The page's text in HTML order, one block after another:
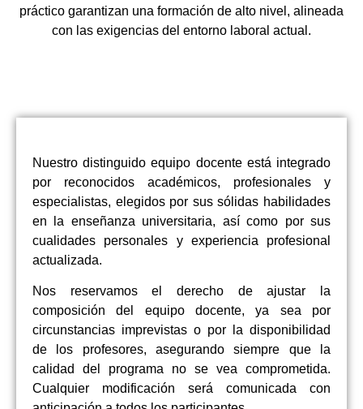
práctico garantizan una formación de alto nivel, alineada
con las exigencias del entorno laboral actual.
Nuestro distinguido equipo docente está integrado
por reconocidos académicos, profesionales y
especialistas, elegidos por sus sólidas habilidades
en la enseñanza universitaria, así como por sus
cualidades personales y experiencia profesional
actualizada.
Nos reservamos el derecho de ajustar la
composición del equipo docente, ya sea por
circunstancias imprevistas o por la disponibilidad
de los profesores, asegurando siempre que la
calidad del programa no se vea comprometida.
Cualquier modificación será comunicada con